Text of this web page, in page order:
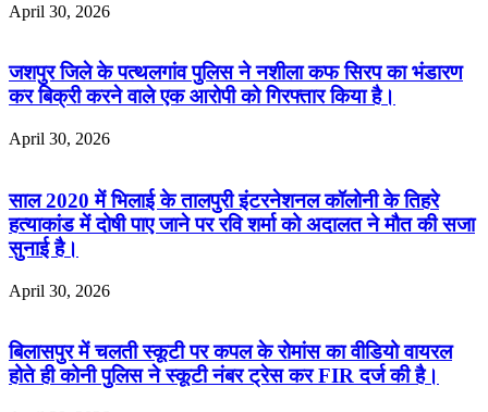
April 30, 2026
जशपुर जिले के पत्थलगांव पुलिस ने नशीला कफ सिरप का भंडारण
कर बिक्री करने वाले एक आरोपी को गिरफ्तार किया है।
April 30, 2026
साल 2020 में भिलाई के तालपुरी इंटरनेशनल कॉलोनी के तिहरे
हत्याकांड में दोषी पाए जाने पर रवि शर्मा को अदालत ने मौत की सजा
सुनाई है।
April 30, 2026
बिलासपुर में चलती स्कूटी पर कपल के रोमांस का वीडियो वायरल
होते ही कोनी पुलिस ने स्कूटी नंबर ट्रेस कर FIR दर्ज की है।